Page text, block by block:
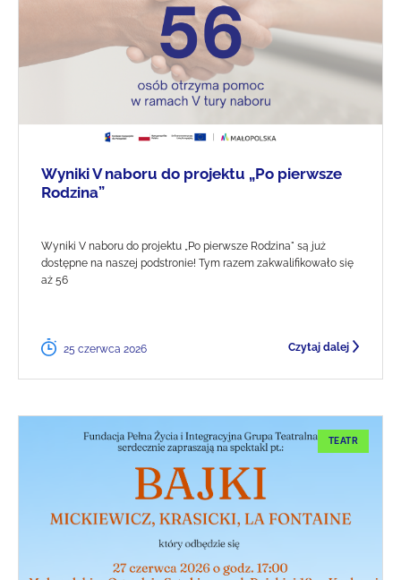
Wyniki V naboru do projektu „Po pierwsze
Rodzina”
Wyniki V naboru do projektu „Po pierwsze Rodzina" są już
dostępne na naszej podstronie! Tym razem zakwalifikowało się
aż 56
25 czerwca 2026 Czytaj dalej
TEATR